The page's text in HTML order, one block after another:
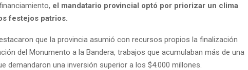
el mandatario provincial optó por priorizar un clima
festejos patrios.
que la provincia asumió con recursos propios la finalización
del Monumento a la Bandera, trabajos que acumulaban más de una
demandaron una inversión superior a los $4.000 millones.